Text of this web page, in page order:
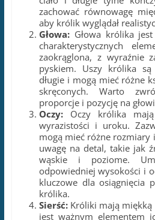
długie i mogą mieć różne
skręconych. Warto
proporcje i pozycję na
Oczy:Oczy królika mają
wyrazistości i uroku.
mogą mieć różne rozmiary
uwagę na detal, takie jak
wąskie i poziome.
odpowiedniej wysokości i
kluczowe dla osiągnięcia
królika.
Sierść:Króliki mają miękką
jest ważnym elementem
przedstawić za pomocą
tworząc wrażenie
uwzględnienie faktury
nosa i uszu, gdzie jest
Kończyny
silne, co jest